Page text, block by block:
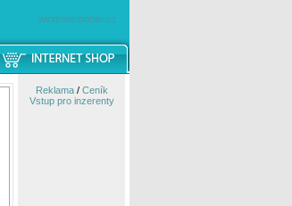
windowsmobile.cz
Reklama/ Ceník
Vstup pro inzerenty